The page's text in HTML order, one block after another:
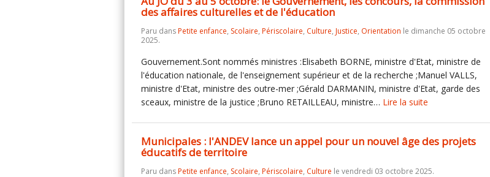
des affaires culturelles et de l'éducation
Paru dansPetite enfance, Scolaire, Périscolaire, Culture, Justice, Orientation le dimanche 05 octobre
2025.
Gouvernement.Sont nommés ministres :Elisabeth BORNE, ministre d'Etat, ministre de
l'éducation nationale, de l'enseignement supérieur et de la recherche ;Manuel VALLS,
ministre d'Etat, ministre des outre-mer ;Gérald DARMANIN, ministre d'Etat, garde des
sceaux, ministre de la justice ;Bruno RETAILLEAU, ministre… Lire la suite
Municipales : l'ANDEV lance un appel pour un nouvel âge des projets
éducatifs de territoire
Paru dansPetite enfance, Scolaire, Périscolaire, Culture le vendredi 03 octobre 2025.